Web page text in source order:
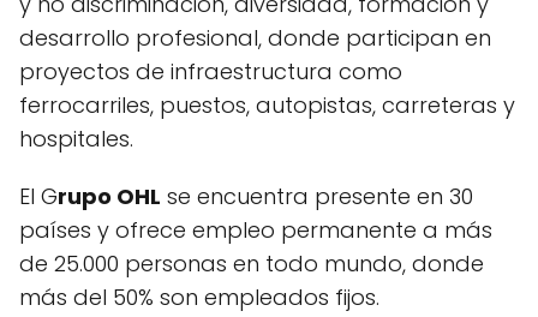
desarrollo profesional, donde participan en
proyectos de infraestructura como
ferrocarriles, puestos, autopistas, carreteras y
hospitales.
El Grupo OHL se encuentra presente en 30
países y ofrece empleo permanente a más
de 25.000 personas en todo mundo, donde
más del 50% son empleados fijos.